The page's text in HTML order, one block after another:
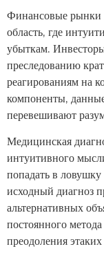
Финансовые рынки
область, где
убыткам.
преследованию
реагированиям на
компоненты,
перевешивают
Медицинская
интуитивного
попадать в
исходный диагноз
альтернативных
постоянного
преодоления